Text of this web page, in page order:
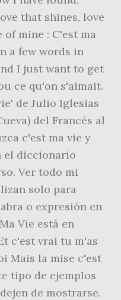
that shines, love
of mine : C'est ma
a few words in
I just want to get
ce qu'on s'aimait.
de Julio Iglesias
del Francés al
c'est ma vie y
el diccionario
Ver todo mi
solo para
o expresión en
Vie está en
c'est vrai tu m'as
Mais la mise c'est
tipo de ejemplos
de mostrarse.